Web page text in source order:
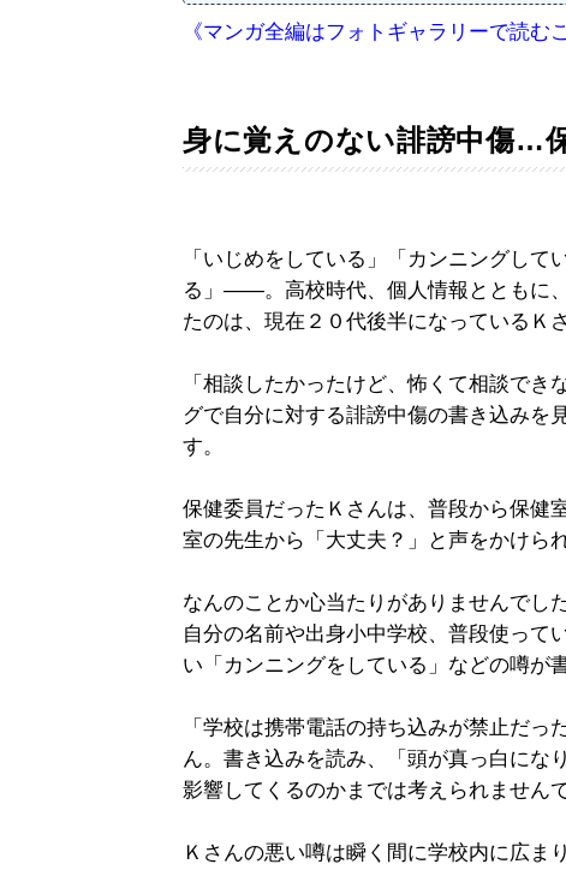
《マンガ全編はフォトギャラリーで読む
身に覚えのない誹謗中傷…
「いじめをしている」「カンニングし
る」――。高校時代、個人情報とともに
たのは、現在２０代後半になっているＫ
「相談したかったけど、怖くて相談で
グで自分に対する誹謗中傷の書き込みを
す。
保健委員だったＫさんは、普段から保健
室の先生から「大丈夫？」と声をかけら
なんのことか心当たりがありませんでし
自分の名前や出身小中学校、普段使って
い「カンニングをしている」などの噂が
「学校は携帯電話の持ち込みが禁止だ
ん。書き込みを読み、「頭が真っ白にな
影響してくるのかまでは考えられません
Ｋさんの悪い噂は瞬く間に学校内に広ま